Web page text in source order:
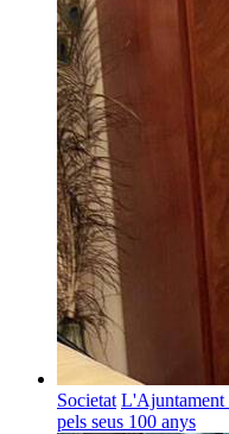
Societat L'Ajuntament
pels seus 100 anys